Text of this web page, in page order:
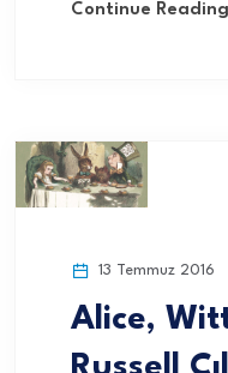
Continue Reading
13 Temmuz 2016
Alice,